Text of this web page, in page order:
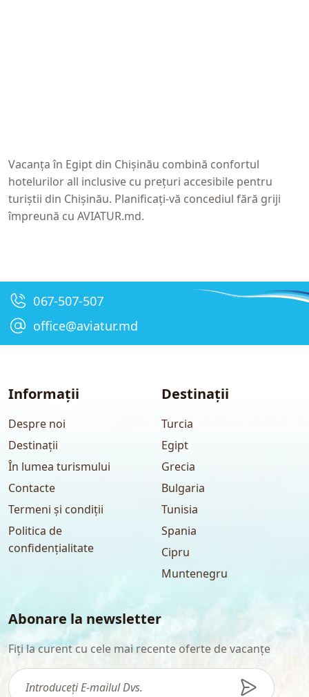
Vacanța în Egipt din Chișinău combină confortul
hotelurilor all inclusive cu prețuri accesibile pentru
turiștii din Chișinău. Planificați-vă concediul fără griji
împreună cu AVIATUR.md.
067-507-507
office@aviatur.md
Informații
Despre noi
Destinații
În lumea turismului
Contacte
Termeni și condiții
Politica de
confidențialitate
Destinații
Turcia
Egipt
Grecia
Bulgaria
Tunisia
Spania
Cipru
Muntenegru
Abonare la newsletter
Fiți la curent cu cele mai recente oferte de vacanțe